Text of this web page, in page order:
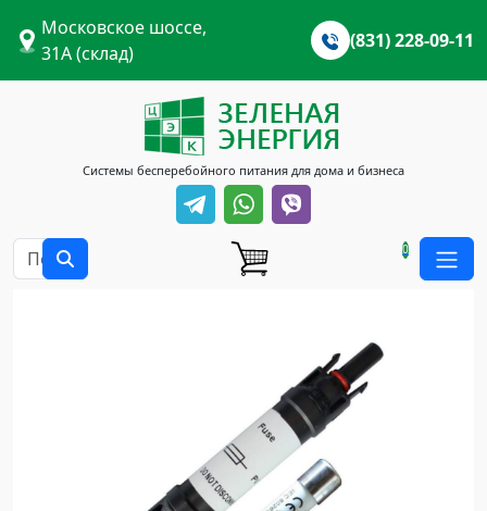
Московское шоссе,
31А (склад)
(831) 228-09-11
Системы бесперебойного питания для дома и бизнеса
0